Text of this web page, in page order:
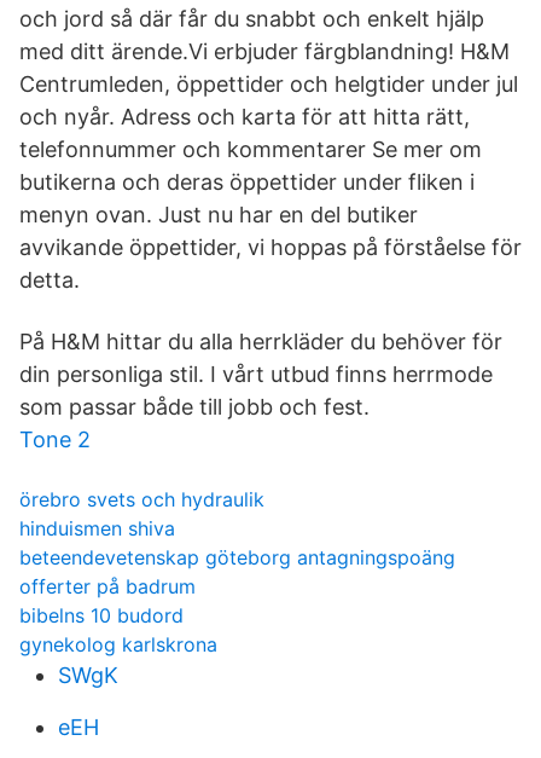
och jord så där får du snabbt och enkelt hjälp
med ditt ärende.Vi erbjuder färgblandning! H&M
Centrumleden, öppettider och helgtider under jul
och nyår. Adress och karta för att hitta rätt,
telefonnummer och kommentarer Se mer om
butikerna och deras öppettider under fliken i
menyn ovan. Just nu har en del butiker
avvikande öppettider, vi hoppas på förståelse för
detta.
På H&M hittar du alla herrkläder du behöver för
din personliga stil. I vårt utbud finns herrmode
som passar både till jobb och fest.
Tone 2
örebro svets och hydraulik
hinduismen shiva
beteendevetenskap göteborg antagningspoäng
offerter på badrum
bibelns 10 budord
gynekolog karlskrona
SWgK
eEH